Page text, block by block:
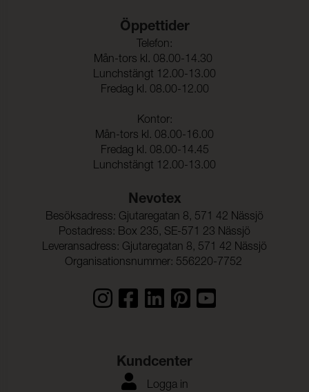
Öppettider
Telefon:
Mån-tors kl. 08.00-14.30
Lunchstängt 12.00-13.00
Fredag kl. 08.00-12.00
Kontor:
Mån-tors kl. 08.00-16.00
Fredag kl. 08.00-14.45
Lunchstängt 12.00-13.00
Nevotex
Besöksadress: Gjutaregatan 8, 571 42 Nässjö
Postadress: Box 235, SE-571 23 Nässjö
Leveransadress: Gjutaregatan 8, 571 42 Nässjö
Organisationsnummer: 556220-7752
Kundcenter
Logga in